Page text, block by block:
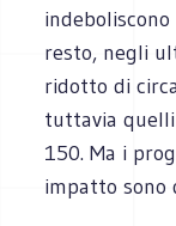
resto, negli
ridotto di
tuttavia
150. Ma i
impatto sono